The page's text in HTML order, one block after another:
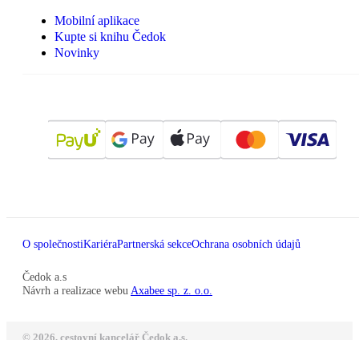
Mobilní aplikace
Kupte si knihu Čedok
Novinky
O společnostiKariéraPartnerská sekceOchrana osobních údajů
Čedok a.s
Návrh a realizace webu Axabee sp. z. o.o.
© 2026, cestovní kancelář Čedok a.s.